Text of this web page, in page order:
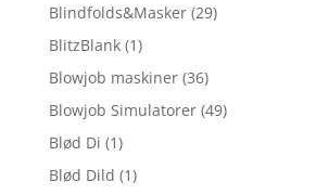
Blindfolds&Masker (29)
BlitzBlank (1)
Blowjob maskiner (36)
Blowjob Simulatorer (49)
Blød Di (1)
Blød Dild (1)